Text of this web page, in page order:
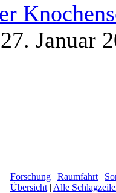
Januar
Forschung | Raumfahrt |
Übersicht | Alle